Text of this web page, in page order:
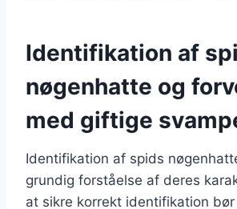
Identifikation af
nøgenhatte og
med giftige
Identifikation af spids
grundig forståelse af deres
at sikre korrekt identifikation